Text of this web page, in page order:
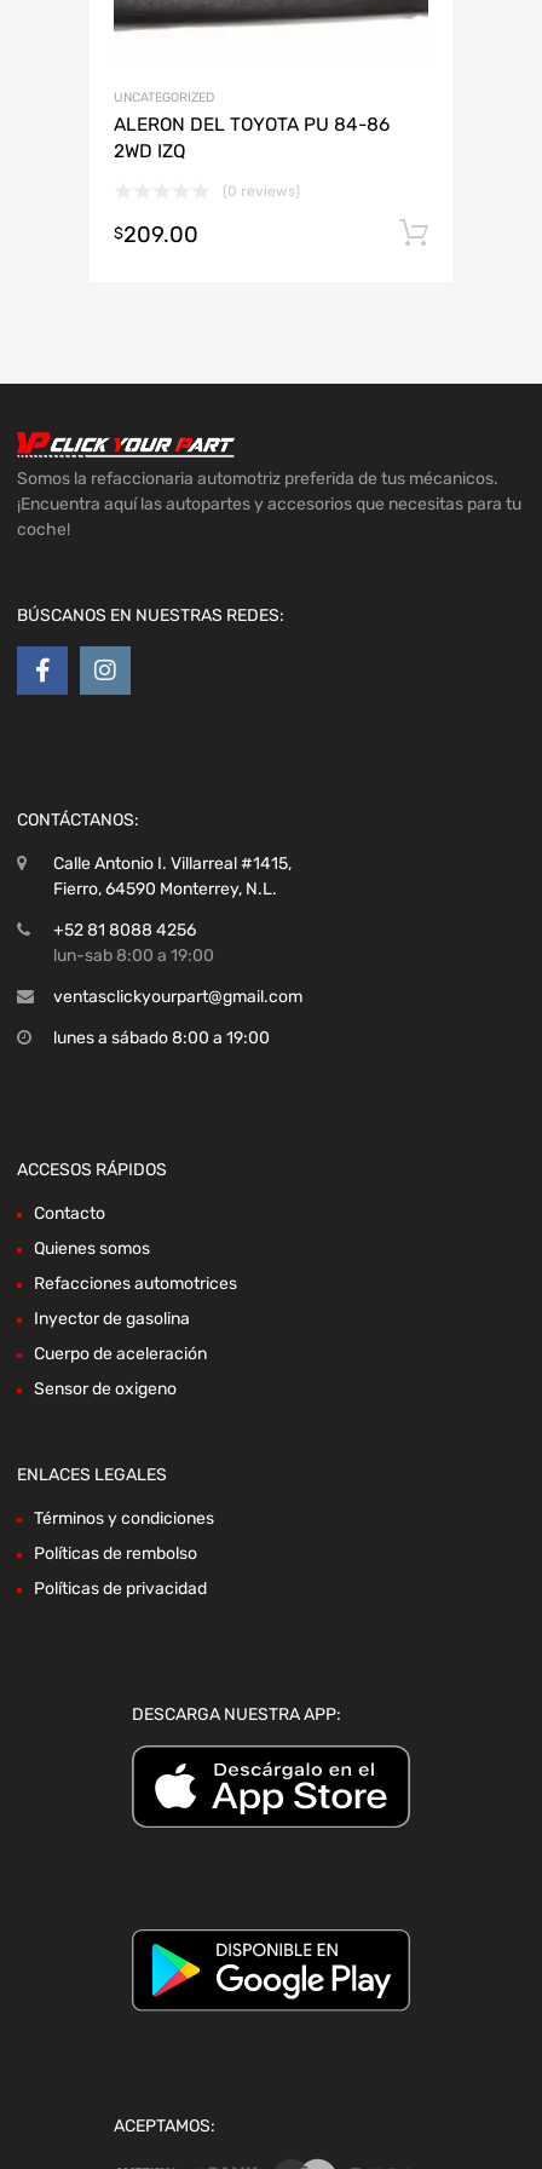
UNCATEGORIZED
ALERON DEL TOYOTA PU 84-86
2WD IZQ
(0 reviews)
$209.00
Somos la refaccionaria automotriz preferida de tus mécanicos.
¡Encuentra aquí las autopartes y accesorios que necesitas para tu
coche!
BÚSCANOS EN NUESTRAS REDES:
CONTÁCTANOS:
Calle Antonio I. Villarreal #1415,
Fierro, 64590 Monterrey, N.L.
+52 81 8088 4256
lun-sab 8:00 a 19:00
ventasclickyourpart@gmail.com
lunes a sábado 8:00 a 19:00
ACCESOS RÁPIDOS
Contacto
Quienes somos
Refacciones automotrices
Inyector de gasolina
Cuerpo de aceleración
Sensor de oxigeno
ENLACES LEGALES
Términos y condiciones
Políticas de rembolso
Políticas de privacidad
DESCARGA NUESTRA APP:
ACEPTAMOS: